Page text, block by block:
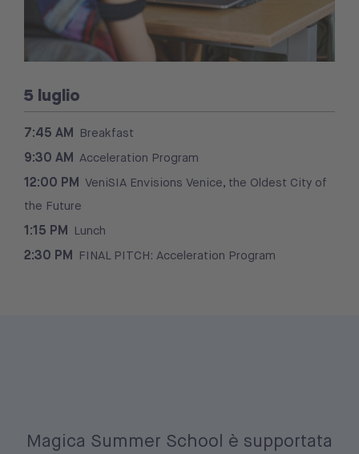
5 luglio
7:45 AM Breakfast
9:30 AM Acceleration Program
12:00 PM VeniSIA Envisions Venice, the Oldest City of
the Future
1:15 PM Lunch
2:30 PM FINAL PITCH: Acceleration Program
Magica Summer School è supportata